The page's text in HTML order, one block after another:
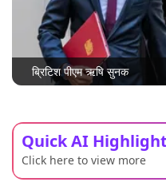
ब्रिटिश पीएम ऋषि सुनक
Quick AI
Click here to view more